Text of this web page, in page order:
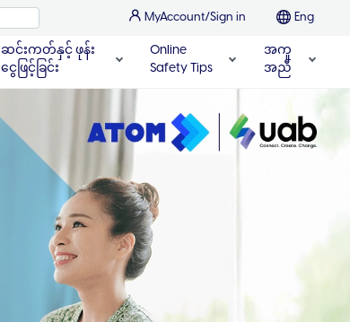
MyAccount/Sign in Eng
ဆင်းကတ်နှင့် ဖုန်း
ငွေဖြင့်ခြင်း
Online
Safety Tips
အကူ
အညီ